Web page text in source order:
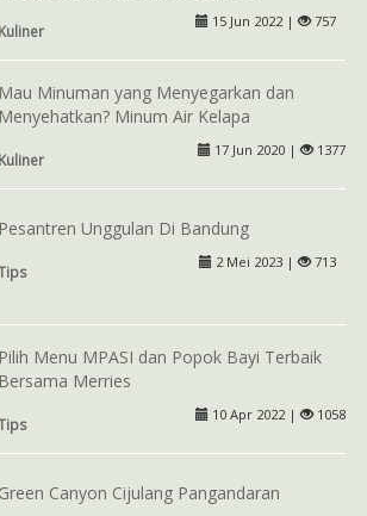
Kuliner
15 Jun 2022 | 757
Mau Minuman yang Menyegarkan dan
Menyehatkan? Minum Air Kelapa
Kuliner
17 Jun 2020 | 1377
Pesantren Unggulan Di Bandung
2 Mei 2023 | 713
Pilih Menu MPASI dan Popok Bayi Terbaik
Bersama Merries
10 Apr 2022 | 1058
Green Canyon Cijulang Pangandaran